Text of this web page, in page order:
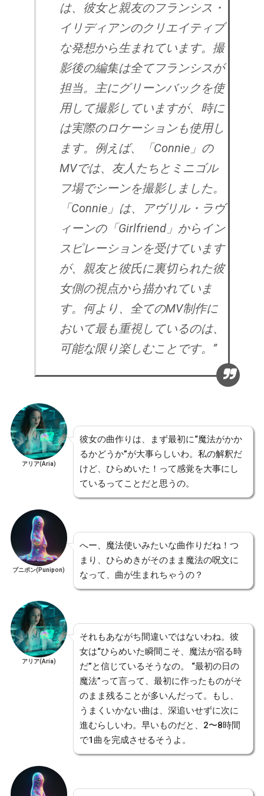
は、彼女と親友のフランシス・
イリディアンのクリエイティブ
な発想から生まれています。撮
影後の編集は全てフランシスが
担当。主にグリーンバックを使
用して撮影していますが、時に
は実際のロケーションも使用し
ます。例えば、「Connie」の
MVでは、友人たちとミニゴル
フ場でシーンを撮影しました。
「Connie」は、アヴリル・ラヴ
ィーンの「Girlfriend」からイン
スピレーションを受けています
が、親友と彼氏に裏切られた彼
女側の視点から描かれていま
す。何より、全てのMV制作に
おいて最も重視しているのは、
可能な限り楽しむことです。”
アリア(Aria)
彼女の曲作りは、まず最初に“魔法がかか
るかどうか”が大事らしいわ。私の解釈だ
けど、ひらめいた！って感覚を大事にし
ているってことだと思うの。
プニポン(Punipon)
へー、魔法使いみたいな曲作りだね！つ
まり、ひらめきがそのまま魔法の呪文に
なって、曲が生まれちゃうの？
アリア(Aria)
それもあながち間違いではないわね。彼
女は“ひらめいた瞬間こそ、魔法が宿る時
だ”と信じているそうなの。 “最初の日の
魔法”って言って、最初に作ったものがそ
のまま残ることが多いんだって。もし、
うまくいかない曲は、深追いせずに次に
進むらしいわ。早いものだと、2〜8時間
で1曲を完成させるそうよ。